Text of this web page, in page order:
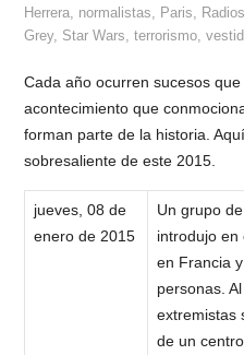
Herrera, normalistas, Paris,
Grey, Star Wars,terrorismo,
Cada año ocurren sucesos
acontecimiento que
forman parte de la historia.
sobresaliente de este 2015.
jueves, 08 de
enero de 2015
Un grupo
introdujo en
en Francia
personas.
extremistas
de un